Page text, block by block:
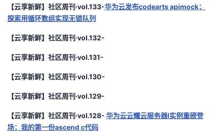
【云享新鲜】社区周刊·vol.133-华为云发布codearts apimock；
探索用循环数组实现无锁队列
【云享新鲜】社区周刊·vol.132-
【云享新鲜】社区周刊·vol.131-
【云享新鲜】社区周刊·vol.130-
【云享新鲜】社区周刊·vol.129-
【云享新鲜】社区周刊·vol.128- 华为云云耀云服务器l实例重磅登
场；我的第一份ascend c代码